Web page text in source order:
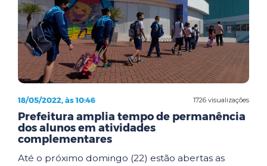
1726 visualizações
18/05/2022, às 10:46
Prefeitura amplia tempo de permanência
dos alunos em atividades
complementares
Até o próximo domingo (22) estão abertas as